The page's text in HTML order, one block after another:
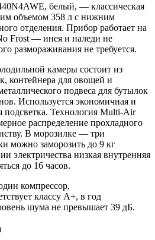
белый, — классическая
объемом 358 л с нижним
отделения. Прибор работает на
Frost — инея и наледи не
размораживания не требуется.
камеры состоит из
контейнера для овощей и
подвеса для бутылок
Используется экономичная и
подсветка. Технология Multi-Air
распределение прохладного
В морозилке — три
можно заморозить до 9 кг
электричества низкая внутренняя
до 16 часов.
компрессор,
классу А+, в год
шума не превышает 39 дБ.